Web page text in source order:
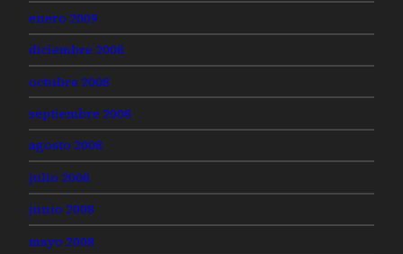
enero 2009
diciembre 2008
octubre 2008
septiembre 2008
agosto 2008
julio 2008
junio 2008
mayo 2008